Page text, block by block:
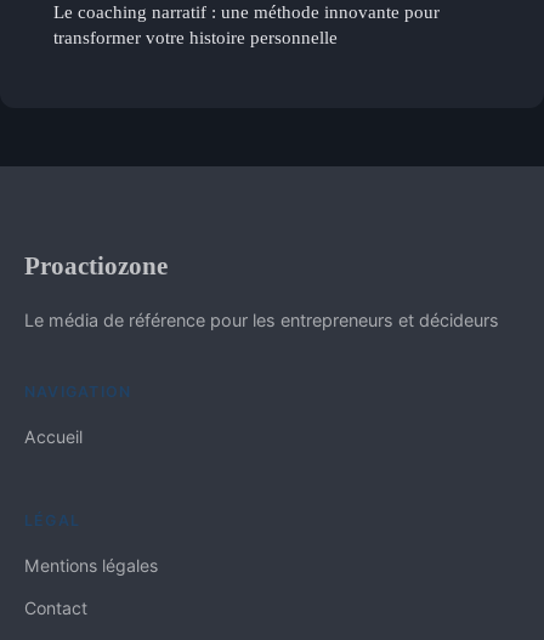
Le coaching narratif : une méthode innovante pour
transformer votre histoire personnelle
Proactiozone
Le média de référence pour les entrepreneurs et décideurs
NAVIGATION
Accueil
LÉGAL
Mentions légales
Contact